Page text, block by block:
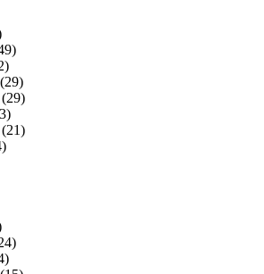
(29)
(29)
(21)